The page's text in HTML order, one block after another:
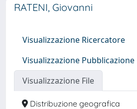
RATENI, Giovanni
Visualizzazione Ricercatore
Visualizzazione Pubblicazione
Visualizzazione File
Distribuzione geografica